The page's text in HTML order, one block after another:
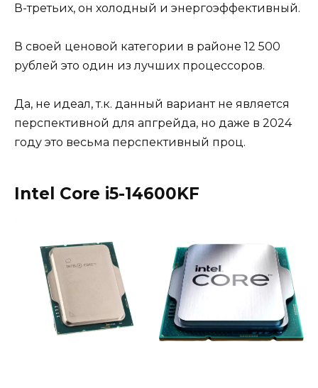
В-третьих, он холодный и энергоэффективный.
В своей ценовой категории в районе 12 500
рублей это один из лучших процессоров.
Да, не идеал, т.к. данный вариант не является
перспективной для апгрейда, но даже в 2024
году это весьма перспективный проц.
Intel Core i5-14600KF